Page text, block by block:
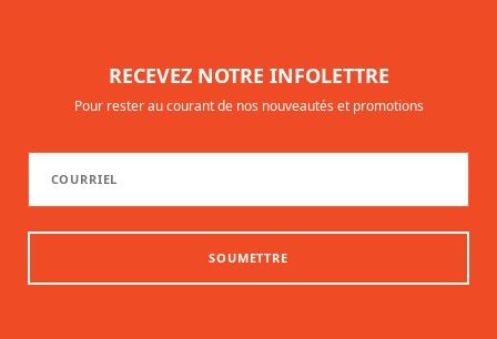
RECEVEZ NOTRE INFOLETTRE
Pour rester au courant de nos nouveautés et promotions
SOUMETTRE